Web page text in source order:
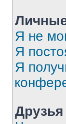
Я не
Я
Я
Друзья